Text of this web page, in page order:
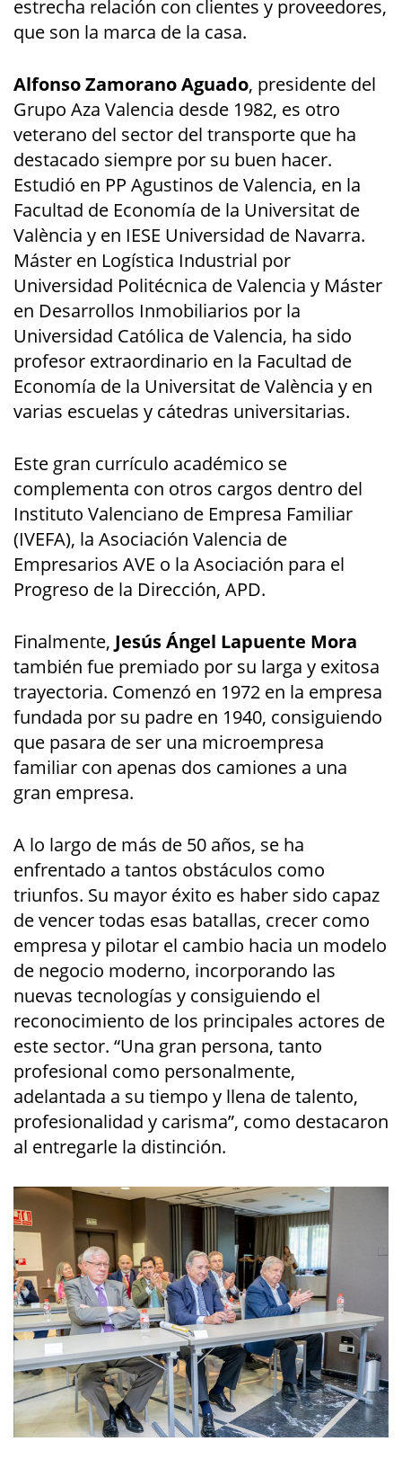
estrecha relación con clientes y proveedores,
que son la marca de la casa.
Alfonso Zamorano Aguado, presidente del
Grupo Aza Valencia desde 1982, es otro
veterano del sector del transporte que ha
destacado siempre por su buen hacer.
Estudió en PP Agustinos de Valencia, en la
Facultad de Economía de la Universitat de
València y en IESE Universidad de Navarra.
Máster en Logística Industrial por
Universidad Politécnica de Valencia y Máster
en Desarrollos Inmobiliarios por la
Universidad Católica de Valencia, ha sido
profesor extraordinario en la Facultad de
Economía de la Universitat de València y en
varias escuelas y cátedras universitarias.
Este gran currículo académico se
complementa con otros cargos dentro del
Instituto Valenciano de Empresa Familiar
(IVEFA), la Asociación Valencia de
Empresarios AVE o la Asociación para el
Progreso de la Dirección, APD.
Finalmente, Jesús Ángel Lapuente Mora
también fue premiado por su larga y exitosa
trayectoria. Comenzó en 1972 en la empresa
fundada por su padre en 1940, consiguiendo
que pasara de ser una microempresa
familiar con apenas dos camiones a una
gran empresa.
A lo largo de más de 50 años, se ha
enfrentado a tantos obstáculos como
triunfos. Su mayor éxito es haber sido capaz
de vencer todas esas batallas, crecer como
empresa y pilotar el cambio hacia un modelo
de negocio moderno, incorporando las
nuevas tecnologías y consiguiendo el
reconocimiento de los principales actores de
este sector. “Una gran persona, tanto
profesional como personalmente,
adelantada a su tiempo y llena de talento,
profesionalidad y carisma”, como destacaron
al entregarle la distinción.